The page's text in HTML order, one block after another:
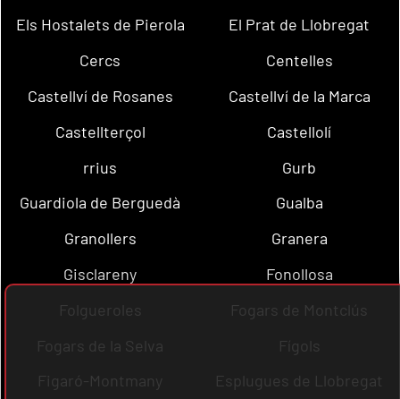
Els Hostalets de Pierola
El Prat de Llobregat
Cercs
Centelles
Castellví de Rosanes
Castellví de la Marca
Castellterçol
Castellolí
rrius
Gurb
Guardiola de Berguedà
Gualba
Granollers
Granera
Gisclareny
Fonollosa
Folgueroles
Fogars de Montclús
Fogars de la Selva
Fígols
Figaró-Montmany
Esplugues de Llobregat